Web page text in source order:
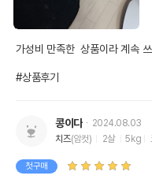
가성비 만족한  상품이라 계속
#상품후기
콩이다
2024.08.03
치즈(암컷) 2살 5kg
첫구매